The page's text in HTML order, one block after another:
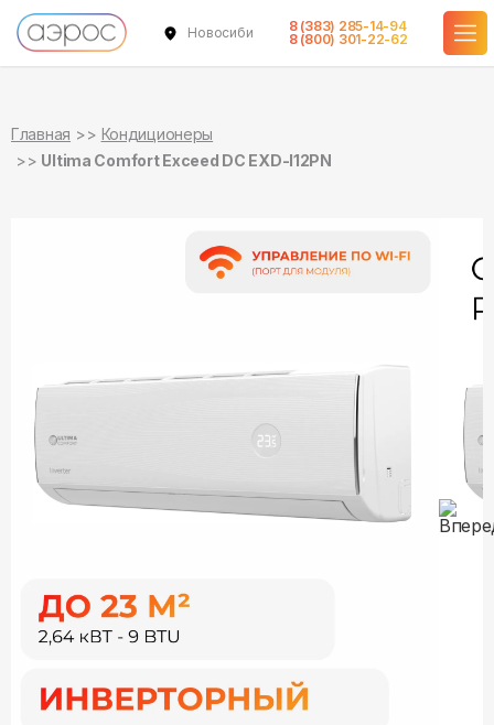
Новосибирск
8 (383) 285-14-94
8 (800) 301-22-62
Главная
Кондиционеры
Ultima Comfort Exceed DC EXD-I12PN
в наличии
в наличии